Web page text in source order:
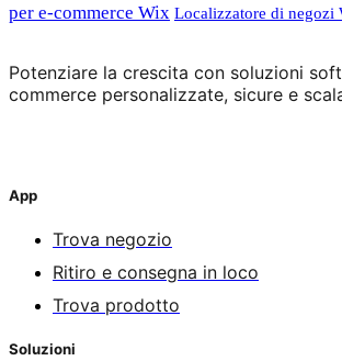
per e-commerce Wix Localizzatore di negozi
Potenziare la crescita con soluzioni
commerce personalizzate, sicure e
App
Trova negozio
Ritiro e consegna in loco
Trova prodotto
Soluzioni